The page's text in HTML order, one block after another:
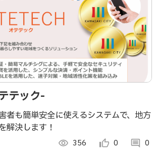
テック-
者も簡単安全に使えるシステムで、地方
解決します！
visibility 356 thumb_up_alt 0 comment 0